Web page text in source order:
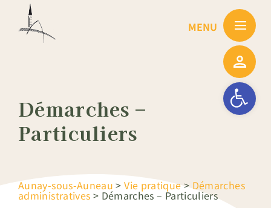
Ouvrir la
Démarches –
Particuliers
Aunay-sous-Auneau >Vie pratique>Démarches
administratives > Démarches – Particuliers